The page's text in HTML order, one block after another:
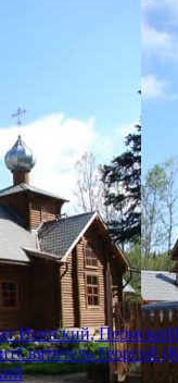
Исетский, Пермский
Святитель Георгий